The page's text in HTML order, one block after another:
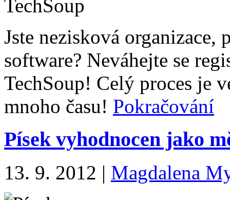
Jste nezisková
software? Neváhejte se
TechSoup! Celý proces je
mnoho času! Pokračování
Písek vyhodnocen jako
13. 9. 2012 | Magdalena